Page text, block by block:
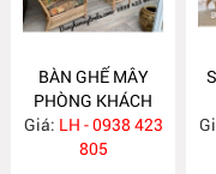
BÀN GHẾ MÂY
PHÒNG KHÁCH
MA762
Giá: LH - 0938 423
805